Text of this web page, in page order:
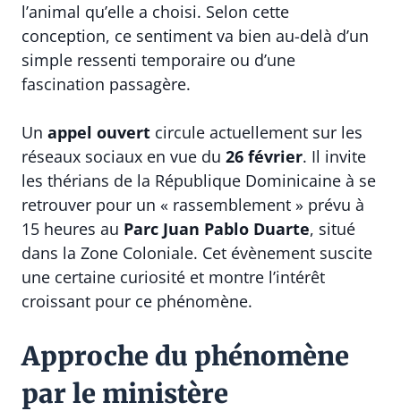
l’animal qu’elle a choisi. Selon cette
conception, ce sentiment va bien au-delà d’un
simple ressenti temporaire ou d’une
fascination passagère.
Un appel ouvert circule actuellement sur les
réseaux sociaux en vue du 26 février. Il invite
les thérians de la République Dominicaine à se
retrouver pour un « rassemblement » prévu à
15 heures au Parc Juan Pablo Duarte, situé
dans la Zone Coloniale. Cet évènement suscite
une certaine curiosité et montre l’intérêt
croissant pour ce phénomène.
Approche du phénomène
par le ministère